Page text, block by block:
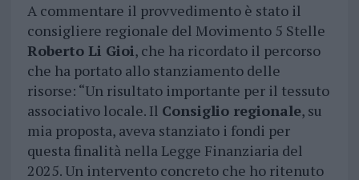
A commentare il provvedimento è stato il
consigliere regionale del Movimento 5 Stelle
Roberto Li Gioi, che ha ricordato il percorso
che ha portato allo stanziamento delle
risorse: “Un risultato importante per il tessuto
associativo locale. Il Consiglio regionale, su
mia proposta, aveva stanziato i fondi per
questa finalità nella Legge Finanziaria del
2025. Un intervento concreto che ho ritenuto